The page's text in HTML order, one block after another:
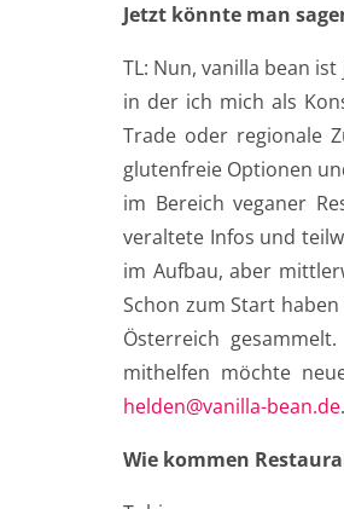
Jetzt könnte man
TL: Nun, vanilla bean
in der ich mich als
Trade oder regionale
glutenfreie Optionen
im Bereich veganer
veraltete Infos und
im Aufbau, aber
Schon zum Start
Österreich
mithelfen möchte
helden@vanilla-bean.de
Wie kommen